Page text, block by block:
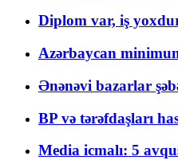
Diplom var, iş
Azərbaycan
Ənənəvi bazarlar
BP və tərəfdaşları
Media icmalı: 5